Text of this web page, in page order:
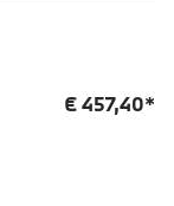
€457,40*